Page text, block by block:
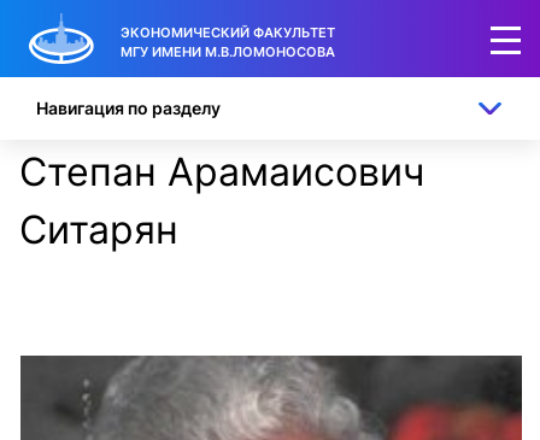
ЭКОНОМИЧЕСКИЙ ФАКУЛЬТЕТ
МГУ ИМЕНИ М.В.ЛОМОНОСОВА
Степан Арамаисович
Ситарян
Навигация по разделу